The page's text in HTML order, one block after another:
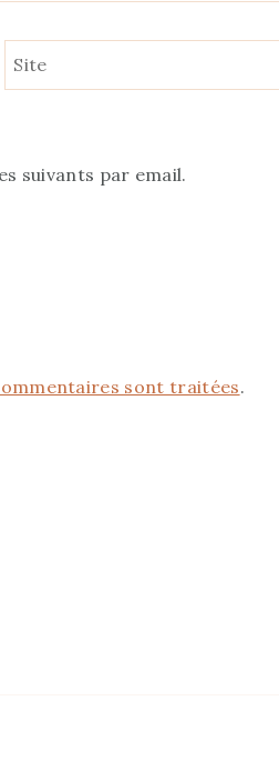
Site
suivants par email.
sont traitées.